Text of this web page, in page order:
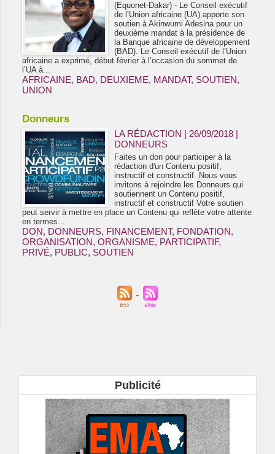
(Equonet-Dakar) - Le Conseil exécutif
de l’Union africaine (UA) apporte son
soutien à Akinwumi Adesina pour un
deuxième mandat à la présidence de
la Banque africaine de développement
(BAD). Le Conseil exécutif de l’Union
africaine a exprimé, début février à l’occasion du sommet de
l’UA à...
AFRICAINE, BAD, DEUXIEME, MANDAT, SOUTIEN,
UNION
Donneurs
LA RÉDACTION | 26/09/2018 |
DONNEURS
Faites un don pour participer à la
rédaction d'un Contenu positif,
instructif et constructif. Nous vous
invitons à rejoindre les Donneurs qui
soutiennent un Contenu positif,
instructif et constructif Votre soutien
peut servir à mettre en place un Contenu qui reflète votre attente
en termes...
DON, DONNEURS, FINANCEMENT, FONDATION,
ORGANISATION, ORGANISME, PARTICIPATIF,
PRIVÉ, PUBLIC, SOUTIEN
Publicité